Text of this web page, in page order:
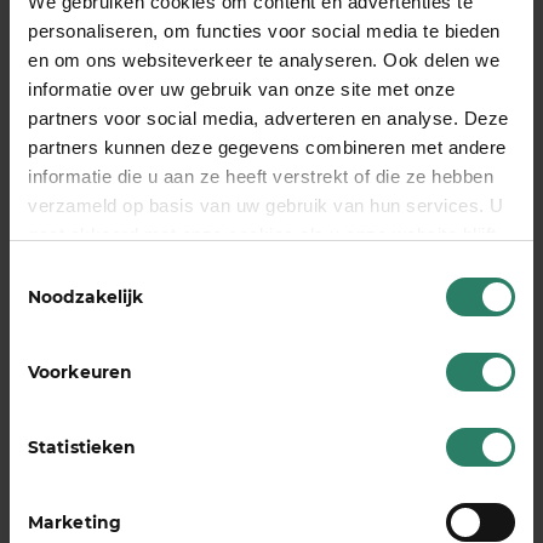
personaliseren, om functies voor social media te bieden
en om ons websiteverkeer te analyseren. Ook delen we
informatie over uw gebruik van onze site met onze
partners voor social media, adverteren en analyse. Deze
partners kunnen deze gegevens combineren met andere
informatie die u aan ze heeft verstrekt of die ze hebben
verzameld op basis van uw gebruik van hun services. U
Noodzakelijk
Voorkeuren
Statistieken
Marketing
Toen hij in 2022 werd getroffen door corona, werd
hij zo ziek dat hij langdurig uit de running raakte.
[…]
9 veranderingen na Prinsjesdag 2024 die
je als zzp’er moet kennen
Afgelopen dinsdag was het weer tijd voor de dag
van de Kamerleden met opvallende hoeden:
Prinsjesdag! Koning Willem-Alexander praatte
heel Nederland bij over de nieuwe
verhoging voor de cultuursector en de nieuwe
jou als zzp’er? Wij hebben alle belangrijke